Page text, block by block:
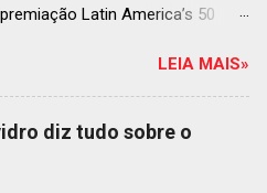
Latin America’s 50
em Antígua, Guatemala
o brasileiro mais
na lista estendida O Latin
Best Restaurants anunciou hoje a
LEIA MAIS»
diz tudo sobre o